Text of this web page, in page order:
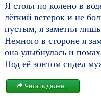
Я стоял по колено в
лёгкий ветерок и не
пустым, я заметил
Немного в стороне я
она улыбнулась и
Под её зонтом сидел
Читать далее...